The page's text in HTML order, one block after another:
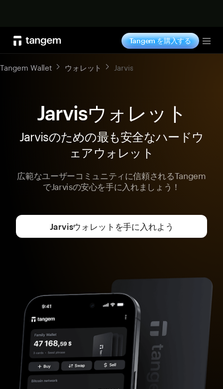
Tangem を購入する
Tangem Wallet ウォレット Jarvis
Jarvisウォレット
Jarvisのための最も安全なハードウ
ェアウォレット
広範なユーザーコミュニティに信頼されるTangem
でJarvisの安心を手に入れましょう！
Jarvisウォレットを手に入れよう